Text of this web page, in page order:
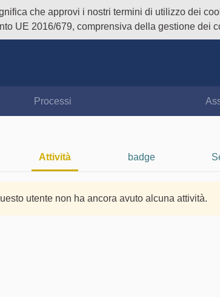
che approvi i nostri termini di utilizzo dei
UE 2016/679, comprensiva della gestione dei
Processi
Attività badge
utente non ha ancora avuto alcuna attività.